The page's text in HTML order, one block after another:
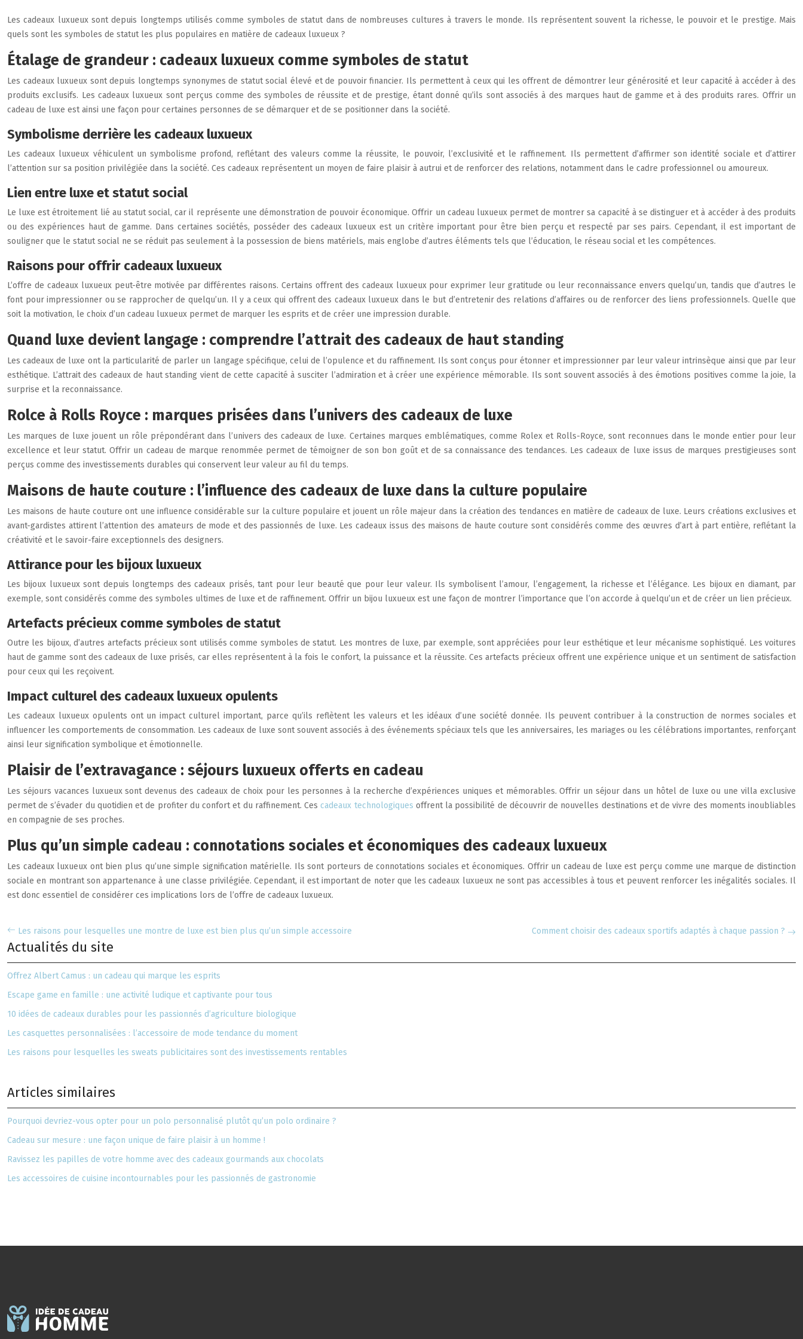
Les cadeaux luxueux sont depuis longtemps utilisés comme symboles de statut dans de nombreuses cultures à travers le monde. Ils représentent souvent la richesse, le pouvoir et le prestige. Mais
quels sont les symboles de statut les plus populaires en matière de cadeaux luxueux ?
Étalage de grandeur : cadeaux luxueux comme symboles de statut
Les cadeaux luxueux sont depuis longtemps synonymes de statut social élevé et de pouvoir financier. Ils permettent à ceux qui les offrent de démontrer leur générosité et leur capacité à accéder à des
produits exclusifs. Les cadeaux luxueux sont perçus comme des symboles de réussite et de prestige, étant donné qu’ils sont associés à des marques haut de gamme et à des produits rares. Offrir un
cadeau de luxe est ainsi une façon pour certaines personnes de se démarquer et de se positionner dans la société.
Symbolisme derrière les cadeaux luxueux
Les cadeaux luxueux véhiculent un symbolisme profond, reflétant des valeurs comme la réussite, le pouvoir, l’exclusivité et le raffinement. Ils permettent d’affirmer son identité sociale et d’attirer
l’attention sur sa position privilégiée dans la société. Ces cadeaux représentent un moyen de faire plaisir à autrui et de renforcer des relations, notamment dans le cadre professionnel ou amoureux.
Lien entre luxe et statut social
Le luxe est étroitement lié au statut social, car il représente une démonstration de pouvoir économique. Offrir un cadeau luxueux permet de montrer sa capacité à se distinguer et à accéder à des produits
ou des expériences haut de gamme. Dans certaines sociétés, posséder des cadeaux luxueux est un critère important pour être bien perçu et respecté par ses pairs. Cependant, il est important de
souligner que le statut social ne se réduit pas seulement à la possession de biens matériels, mais englobe d’autres éléments tels que l’éducation, le réseau social et les compétences.
Raisons pour offrir cadeaux luxueux
L’offre de cadeaux luxueux peut-être motivée par différentes raisons. Certains offrent des cadeaux luxueux pour exprimer leur gratitude ou leur reconnaissance envers quelqu’un, tandis que d’autres le
font pour impressionner ou se rapprocher de quelqu’un. Il y a ceux qui offrent des cadeaux luxueux dans le but d’entretenir des relations d’affaires ou de renforcer des liens professionnels. Quelle que
soit la motivation, le choix d’un cadeau luxueux permet de marquer les esprits et de créer une impression durable.
Quand luxe devient langage : comprendre l’attrait des cadeaux de haut standing
Les cadeaux de luxe ont la particularité de parler un langage spécifique, celui de l’opulence et du raffinement. Ils sont conçus pour étonner et impressionner par leur valeur intrinsèque ainsi que par leur
esthétique. L’attrait des cadeaux de haut standing vient de cette capacité à susciter l’admiration et à créer une expérience mémorable. Ils sont souvent associés à des émotions positives comme la joie, la
surprise et la reconnaissance.
Rolce à Rolls Royce : marques prisées dans l’univers des cadeaux de luxe
Les marques de luxe jouent un rôle prépondérant dans l’univers des cadeaux de luxe. Certaines marques emblématiques, comme Rolex et Rolls-Royce, sont reconnues dans le monde entier pour leur
excellence et leur statut. Offrir un cadeau de marque renommée permet de témoigner de son bon goût et de sa connaissance des tendances. Les cadeaux de luxe issus de marques prestigieuses sont
perçus comme des investissements durables qui conservent leur valeur au fil du temps.
Maisons de haute couture : l’influence des cadeaux de luxe dans la culture populaire
Les maisons de haute couture ont une influence considérable sur la culture populaire et jouent un rôle majeur dans la création des tendances en matière de cadeaux de luxe. Leurs créations exclusives et
avant-gardistes attirent l’attention des amateurs de mode et des passionnés de luxe. Les cadeaux issus des maisons de haute couture sont considérés comme des œuvres d’art à part entière, reflétant la
créativité et le savoir-faire exceptionnels des designers.
Attirance pour les bijoux luxueux
Les bijoux luxueux sont depuis longtemps des cadeaux prisés, tant pour leur beauté que pour leur valeur. Ils symbolisent l’amour, l’engagement, la richesse et l’élégance. Les bijoux en diamant, par
exemple, sont considérés comme des symboles ultimes de luxe et de raffinement. Offrir un bijou luxueux est une façon de montrer l’importance que l’on accorde à quelqu’un et de créer un lien précieux.
Artefacts précieux comme symboles de statut
Outre les bijoux, d’autres artefacts précieux sont utilisés comme symboles de statut. Les montres de luxe, par exemple, sont appréciées pour leur esthétique et leur mécanisme sophistiqué. Les voitures
haut de gamme sont des cadeaux de luxe prisés, car elles représentent à la fois le confort, la puissance et la réussite. Ces artefacts précieux offrent une expérience unique et un sentiment de satisfaction
pour ceux qui les reçoivent.
Impact culturel des cadeaux luxueux opulents
Les cadeaux luxueux opulents ont un impact culturel important, parce qu’ils reflètent les valeurs et les idéaux d’une société donnée. Ils peuvent contribuer à la construction de normes sociales et
influencer les comportements de consommation. Les cadeaux de luxe sont souvent associés à des événements spéciaux tels que les anniversaires, les mariages ou les célébrations importantes, renforçant
ainsi leur signification symbolique et émotionnelle.
Plaisir de l’extravagance : séjours luxueux offerts en cadeau
Les séjours vacances luxueux sont devenus des cadeaux de choix pour les personnes à la recherche d’expériences uniques et mémorables. Offrir un séjour dans un hôtel de luxe ou une villa exclusive
permet de s’évader du quotidien et de profiter du confort et du raffinement. Cescadeaux technologiques offrent la possibilité de découvrir de nouvelles destinations et de vivre des moments inoubliables
en compagnie de ses proches.
Plus qu’un simple cadeau : connotations sociales et économiques des cadeaux luxueux
Les cadeaux luxueux ont bien plus qu’une simple signification matérielle. Ils sont porteurs de connotations sociales et économiques. Offrir un cadeau de luxe est perçu comme une marque de distinction
sociale en montrant son appartenance à une classe privilégiée. Cependant, il est important de noter que les cadeaux luxueux ne sont pas accessibles à tous et peuvent renforcer les inégalités sociales. Il
est donc essentiel de considérer ces implications lors de l’offre de cadeaux luxueux.
Les raisons pour lesquelles une montre de luxe est bien plus qu’un simple accessoire Comment choisir des cadeaux sportifs adaptés à chaque passion ?
Actualités du site
Offrez Albert Camus : un cadeau qui marque les esprits
Escape game en famille : une activité ludique et captivante pour tous
10 idées de cadeaux durables pour les passionnés d’agriculture biologique
Les casquettes personnalisées : l’accessoire de mode tendance du moment
Les raisons pour lesquelles les sweats publicitaires sont des investissements rentables
Articles similaires
Pourquoi devriez-vous opter pour un polo personnalisé plutôt qu’un polo ordinaire ?
Cadeau sur mesure : une façon unique de faire plaisir à un homme !
Ravissez les papilles de votre homme avec des cadeaux gourmands aux chocolats
Les accessoires de cuisine incontournables pour les passionnés de gastronomie